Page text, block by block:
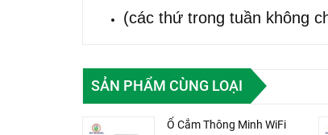
(các thứ trong tuần không
SẢN PHẨM CÙNG LOẠI
Ổ Cắm Thông Minh WiFi